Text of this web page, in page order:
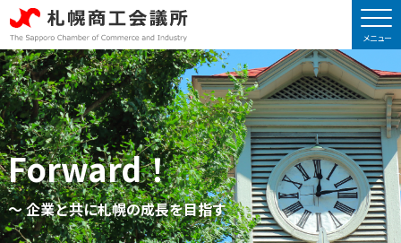
Forward！
～ 企業と共に札幌の成長を目指す